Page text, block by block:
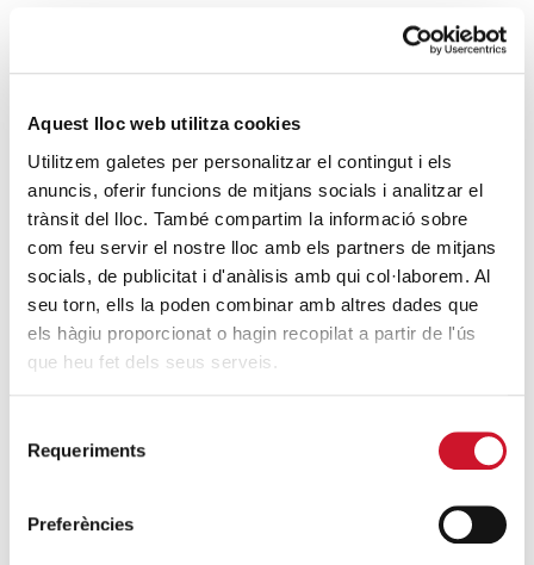
Aquest lloc web utilitza cookies
Utilitzem galetes per personalitzar el contingut i els
anuncis, oferir funcions de mitjans socials i analitzar el
trànsit del lloc. També compartim la informació sobre
com feu servir el nostre lloc amb els partners de mitjans
socials, de publicitat i d'anàlisis amb qui col·laborem. Al
seu torn, ells la poden combinar amb altres dades que
els hàgiu proporcionat o hagin recopilat a partir de l'ús
que heu fet dels seus serveis.
Requeriments
Preferències
noves mesures excepcionals generades
pel COVID-19
SEGUEIX LLEGINT
Descarrega’t el manual de la corona
d’Advent
SEGUEIX LLEGINT
Descarrega’t el «Qui és qui?, en el portal de
del COVID-19